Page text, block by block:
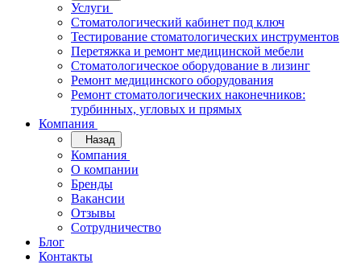
Услуги
Стоматологический кабинет под ключ
Тестирование стоматологических инструментов
Перетяжка и ремонт медицинской мебели
Стоматологическое оборудование в лизинг
Ремонт медицинского оборудования
Ремонт стоматологических наконечников:
турбинных, угловых и прямых
Компания
Назад
Компания
О компании
Бренды
Вакансии
Отзывы
Сотрудничество
Блог
Контакты